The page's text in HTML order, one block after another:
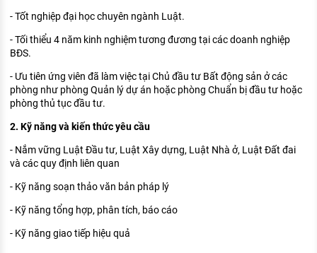
- Tốt nghiệp đại học chuyên ngành Luật.
- Tối thiểu 4 năm kinh nghiệm tương đương tại các doanh nghiệp
BĐS.
- Ưu tiên ứng viên đã làm việc tại Chủ đầu tư Bất động sản ở các
phòng như phòng Quản lý dự án hoặc phòng Chuẩn bị đầu tư hoặc
phòng thủ tục đầu tư.
2. Kỹ năng và kiến thức yêu cầu
- Nắm vững Luật Đầu tư, Luật Xây dựng, Luật Nhà ở, Luật Đất đai
và các quy định liên quan
- Kỹ năng soạn thảo văn bản pháp lý
- Kỹ năng tổng hợp, phân tích, báo cáo
- Kỹ năng giao tiếp hiệu quả